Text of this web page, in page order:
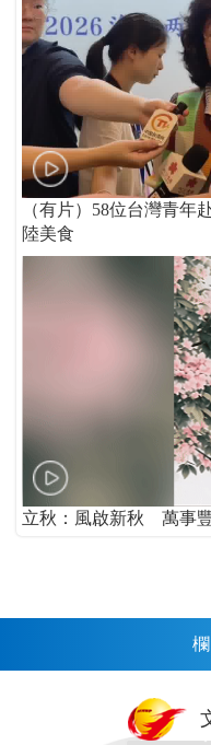
（有片）58位台灣青
陸美食
立秋：風啟新秋 萬事
欄